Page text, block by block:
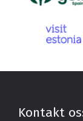
Kontakt